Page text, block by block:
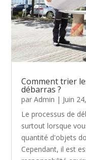
Comment trier
débarras ?
parAdmin | Juin
Le processus de
surtout lorsque
quantité d'objets
Cependant, il est